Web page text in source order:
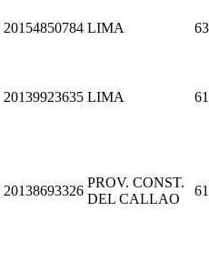
20154850784 LIMA
20139923635 LIMA
20138693326
PROV. CONST.
DEL CALLAO